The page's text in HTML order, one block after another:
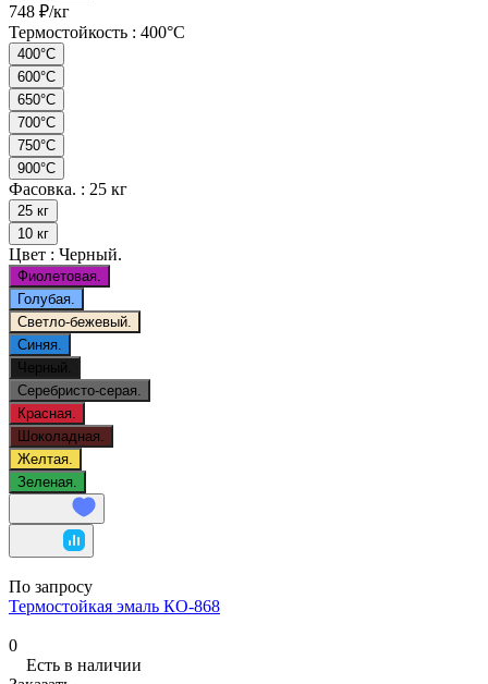
748 ₽/кг
Термостойкость : 400°C
400°C
600°C
650°C
700°C
750°C
900°C
Фасовка. : 25 кг
25 кг
10 кг
Цвет : Черный.
Фиолетовая.
Голубая.
Светло-бежевый.
Синяя.
Черный.
Серебристо-серая.
Красная.
Шоколадная.
Желтая.
Зеленая.
По запросу
Термостойкая эмаль КО-868
0
Есть в наличии